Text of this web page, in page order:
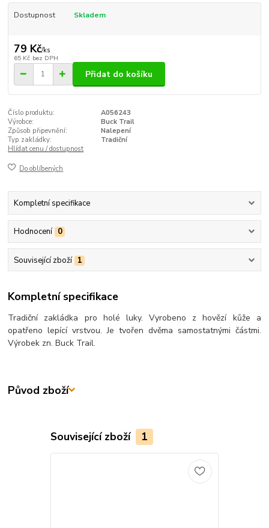
Dostupnost Skladem
79 Kč/ks
65 Kč bez DPH
Přidat do košíku
Číslo produktu:
A056243
Výrobce:
Buck Trail
Způsob připevnění:
Nalepení
Typ zakládky:
Tradiční
Hlídat cenu / dostupnost
Do oblíbených
Kompletní specifikace
Hodnocení 0
Související zboží 1
Kompletní specifikace
Tradiční zakládka pro holé luky. Vyrobeno z hovězí kůže a
opatřeno lepící vrstvou. Je tvořen dvěma samostatnými částmi.
Výrobek zn. Buck Trail.
Původ zboží
Související zboží 1